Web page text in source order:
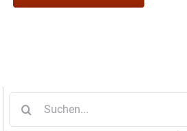
nach: